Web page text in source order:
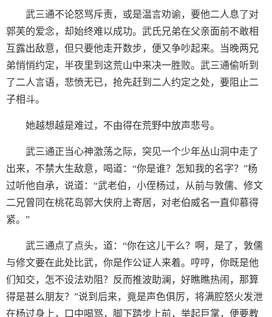
武三通不论怒骂斥责，或是温言劝谕，要他二人息了对
郭芙的爱念，却始终难以成功。武氏兄弟在父亲面前不敢相
互露出敌意，但只要他走开数步，便又争吵起来。当晚两兄
弟悄悄约定，半夜里到这荒山中来决一胜败。武三通偷听到
了二人言语，悲愤无已，抢先赶到二人约定之处，要阻止二
子相斗。
她越想越是难过，不由得在荒野中放声悲号。
武三通正当心神激荡之际，突见一个少年丛山洞中走了
出来，不禁大生敌意，喝道：“你是谁？怎知我的名字？”杨
过听他自承，说道：“武老伯，小侄杨过，从前与敦儒、修文
二兄曾同在桃花岛郭大侠府上寄居，对老伯威名一直仰慕得
紧。”
武三通点了点头，道：“你在这儿干么？啊，是了，敦儒
与修文要在此处比武，你是作公证人来着。哼哼，你既是他
们知交，怎不设法劝阻？反而推波助澜，好瞧瞧热闹，那算
得是甚么朋友？”说到后来，竟是声色俱厉，将满腔怒火发泄
在杨过身上，口中喝骂，脚下踏步上前，举起巨掌，便要教